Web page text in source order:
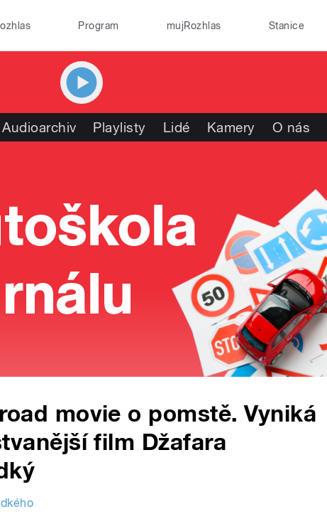
Program mujRozhlas Stanice
Audioarchiv Playlisty Lidé Kamery O nás
movie o pomstě. Vyniká
film Džafara